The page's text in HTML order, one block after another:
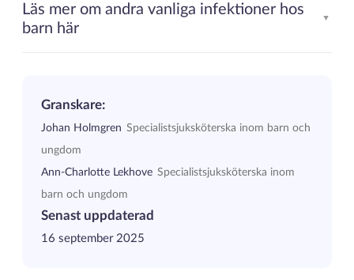
Läs mer om andra vanliga infektioner hos
barn här
▲
Granskare:
Johan Holmgren Specialistsjuksköterska inom barn och
ungdom
Ann-Charlotte Lekhove Specialistsjuksköterska inom
barn och ungdom
Senast uppdaterad
16 september 2025